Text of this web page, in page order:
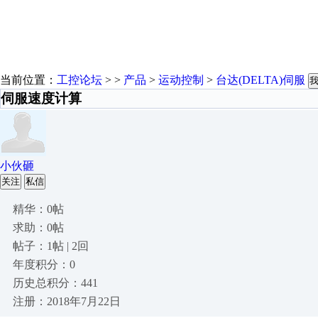
当前位置： 工控论坛 > > 产品 > 运动控制 > 台达(DELTA)伺服
伺服速度计算
小伙砸
关注 私信
精华：0帖
求助：0帖
帖子：1帖 | 2回
年度积分：0
历史总积分：441
注册：2018年7月22日